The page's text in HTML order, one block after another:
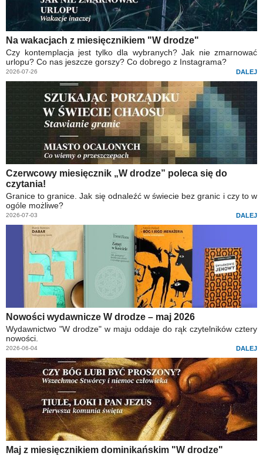
Na wakacjach z miesięcznikiem "W drodze"
Czy kontemplacja jest tylko dla wybranych? Jak nie zmarnować
urlopu? Co nas jeszcze gorszy? Co dobrego z Instagrama?
2026-07-26 DALEJ
Czerwcowy miesięcznik „W drodze” poleca się do
czytania!
Granice to granice. Jak się odnaleźć w świecie bez granic i czy to w
ogóle możliwe?
2026-07-03 DALEJ
Nowości wydawnicze W drodze – maj 2026
Wydawnictwo "W drodze" w maju oddaje do rąk czytelników cztery
nowości.
2026-06-04 DALEJ
Maj z miesięcznikiem dominikańskim "W drodze"